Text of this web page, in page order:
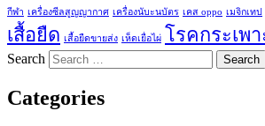
กีฬา เครื่องซีลสูญญากาศ เครื่องนับะนบัตร เคส oppo เมจิกเทป
เสื้อยืด เสื้อยืดขายส่ง เห็ดเยื่อไผ่ โรคกระเพา
Search
Categories